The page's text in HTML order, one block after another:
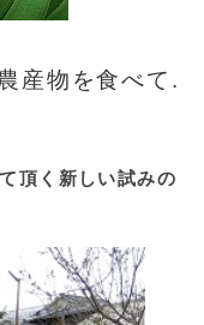
産物を食べて.
頂く新しい試みの